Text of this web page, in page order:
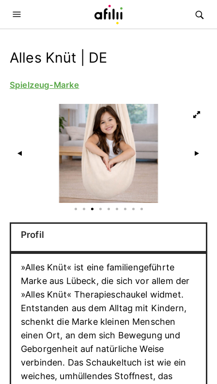
Alles Knüt | DE
Spielzeug-Marke
Profil
»Alles Knüt« ist eine familiengeführte
Marke aus Lübeck, die sich vor allem der
»Alles Knüt« Therapieschaukel widmet.
Entstanden aus dem Alltag mit Kindern,
schenkt die Marke kleinen Menschen
einen Ort, an dem sich Bewegung und
Geborgenheit auf natürliche Weise
verbinden. Das Schaukeltuch ist wie ein
weiches, umhüllendes Stoffnest, das